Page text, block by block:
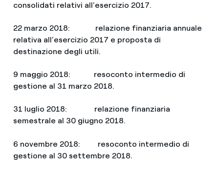
consolidati relativi all’esercizio 2017.
22 marzo 2018: relazione finanziaria annuale
relativa all’esercizio 2017 e proposta di
destinazione degli utili.
9 maggio 2018: resoconto intermedio di
gestione al 31 marzo 2018.
31 luglio 2018: relazione finanziaria
semestrale al 30 giugno 2018.
6 novembre 2018: resoconto intermedio di
gestione al 30 settembre 2018.